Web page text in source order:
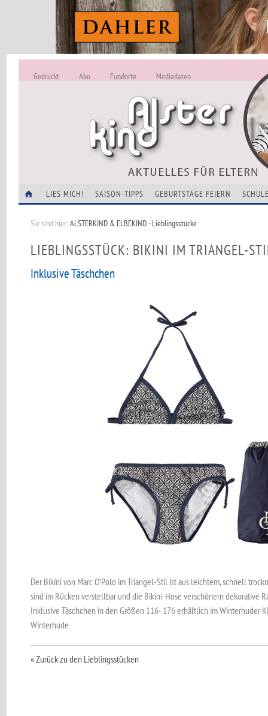
ALSTERKIND -
Alles Neu
Gedruckt Abo Fundorte Mediadaten
LIES MICH! SAISON-TIPPS GEBURTSTAGE FEIERN
Sie sind hier:ALSTERKIND & ELBEKIND-Lieblingsstücke
LIEBLINGSSTÜCK: BIKINI IM TRIANGEL-
Inklusive Täschchen
Der Bikini von Marc O’Polo im Triangel-Stil ist aus leichtem, schnell
sind im Rücken verstellbar und die Bikini-Hose verschönern dekorative
Inklusive Täschchen in den Größen 116- 176 erhältlich im Winterhuder
Winterhude
« Zurück zu den Lieblingsstücken